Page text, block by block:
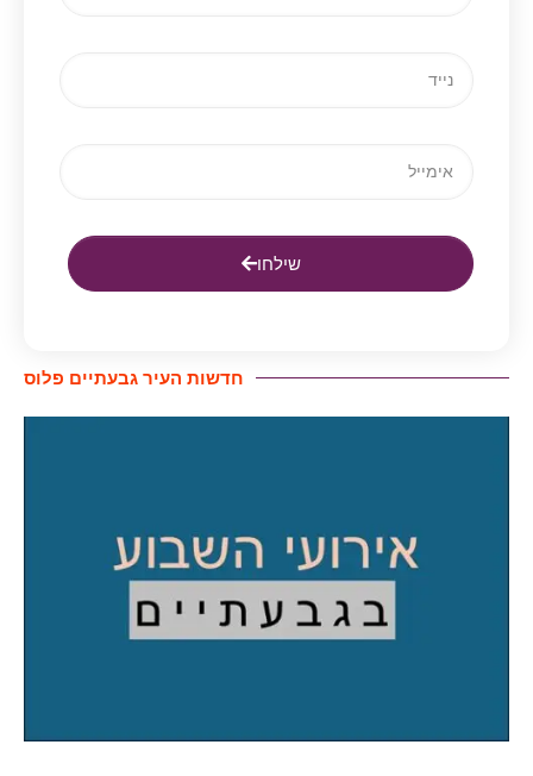
שילחו
חדשות העיר גבעתיים פלוס